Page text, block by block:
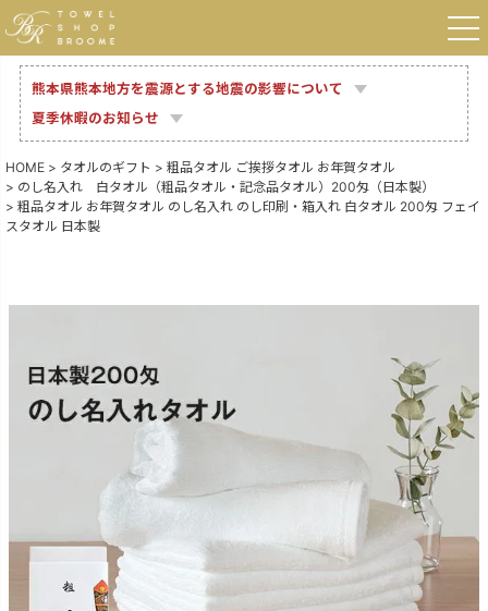
熊本県熊本地方を震源とする地震の影響について
夏季休暇のお知らせ
HOME タオルのギフト
粗品タオル ご挨拶タオル お年賀タオル
のし名入れ 白タオル（粗品タオル・記念品タオル）200匁（日本製）
粗品タオル お年賀タオル のし名入れ のし印刷・箱入れ 白タオル 200匁 フェイ
スタオル 日本製